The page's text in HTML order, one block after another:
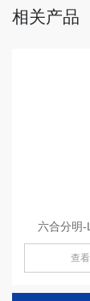
相关产品
六合分明-
查